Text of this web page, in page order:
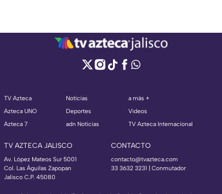
TV Azteca
Azteca UNO
Azteca 7
Noticias
Deportes
adn Noticias
a más +
Videos
TV Azteca Internacional
TV AZTECA JALISCO
Av. López Mateos Sur 5001
Col. Las Águilas Zapopan
Jalisco C.P. 45080
CONTACTO
contacto@tvazteca.com
33 3632 3231 | Conmutador